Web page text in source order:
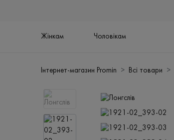
Жінкам Чоловікам
Інтернет-магазин Promin Всі товари